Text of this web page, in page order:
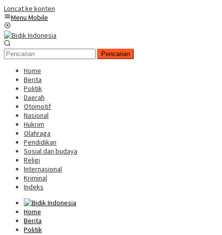
Loncat ke konten
Menu Mobile
Pencarian
Home
Berita
Politik
Daerah
Otomotif
Nasional
Hukrim
Olahraga
Pendidikan
Sosial dan budaya
Religi
Internasional
Kriminal
Indeks
Home
Berita
Politik